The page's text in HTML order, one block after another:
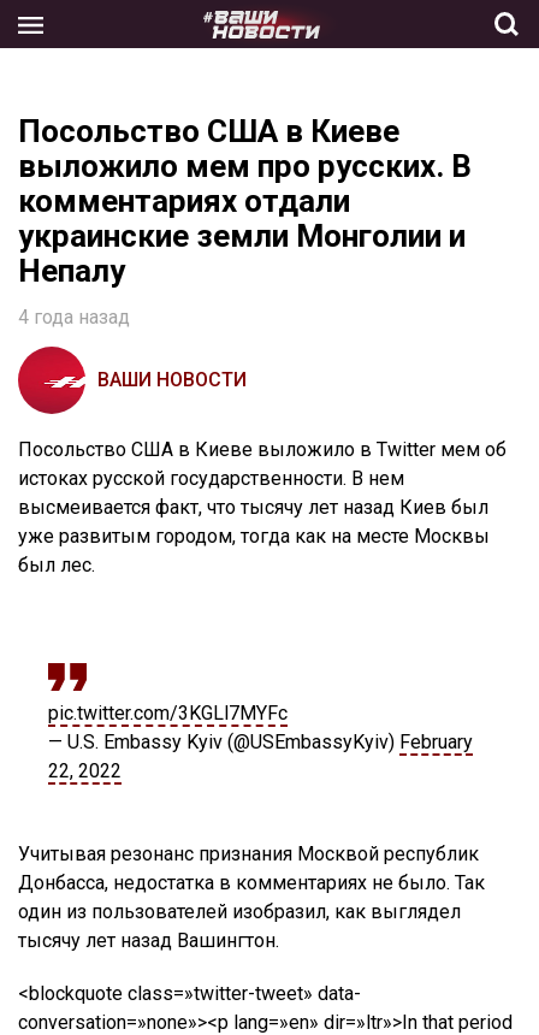
the
Посольство США в Киеве
выложило мем про русских. В
комментариях отдали
украинские земли Монголии и
Непалу
4 года назад
ВАШИ НОВОСТИ
Посольство США в Киеве выложило в Twitter мем об
истоках русской государственности. В нем
высмеивается факт, что тысячу лет назад Киев был
уже развитым городом, тогда как на месте Москвы
был лес.
pic.twitter.com/3KGLl7MYFc
— U.S. Embassy Kyiv (@USEmbassyKyiv) February
22, 2022
Учитывая резонанс признания Москвой республик
Донбасса, недостатка в комментариях не было. Так
один из пользователей изобразил, как выглядел
тысячу лет назад Вашингтон.
<blockquote class=»twitter-tweet» data-
conversation=»none»><p lang=»en» dir=»ltr»>In that period